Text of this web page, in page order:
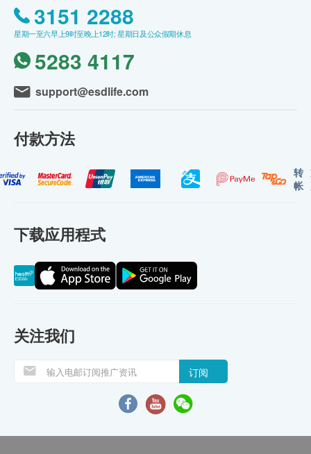
3151 2288
星期一至六早上9时至晚上12时; 星期日及公众假期休息
5283 4117
support@esdlife.com
付款方法
转
帐
下载应用程式
关注我们
订阅